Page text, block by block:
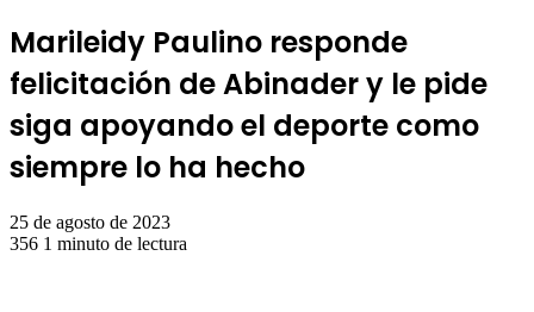
Marileidy Paulino responde
felicitación de Abinader y le pide
siga apoyando el deporte como
siempre lo ha hecho
25 de agosto de 2023
356 1 minuto de lectura